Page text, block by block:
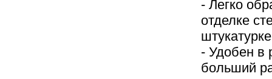
- Легко
отделке
- Удобен в
больший